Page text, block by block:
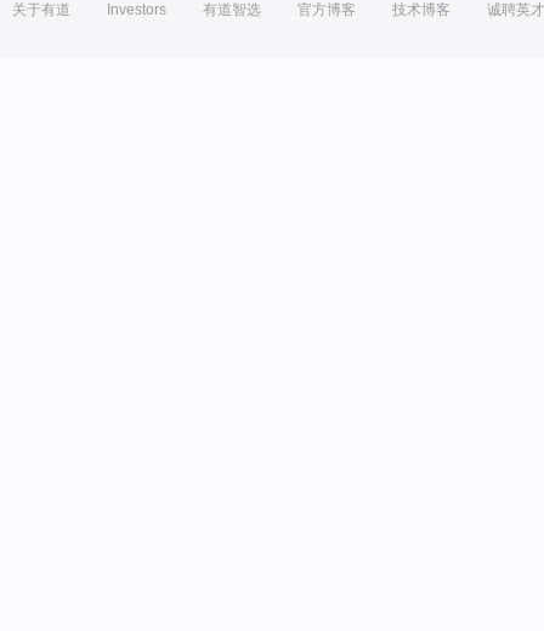
关于有道 Investors 有道智选 官方博客 技术博客 诚聘英才